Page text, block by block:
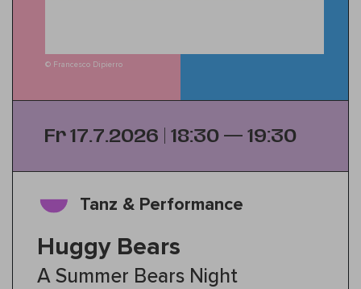
© Francesco Dipierro
Fr 17.7.2026 | 18:30 — 19:30
Tanz & Performance
Huggy Bears
A Summer Bears Night